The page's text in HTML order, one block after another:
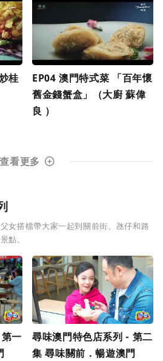
桂
EP04 澳門特式菜 「百年懷
舊金錢蟹盒」（大廚 蘇偉
良 ）
查看更多
女搭檔帶大家一起到關前街、氹仔和路
點。
一
尋味澳門特色店系列 - 第二
集 尋味關前．暢遊澳門